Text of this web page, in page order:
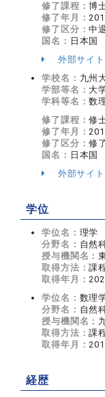
修了課程：博
修了年月：
修了区分：中
国名： 日本国
外部サイ
学校名： 九州
学部等名： 大
学科等名：数
修了課程：修
修了年月：
修了区分：修了
国名： 日本国
外部サイ
学位
学位名： 理学
分野名： 自然
授与機関名：
取得方法：課
取得年月：
学位名： 数理
分野名： 自然
授与機関名：
取得方法：課
取得年月：
経歴